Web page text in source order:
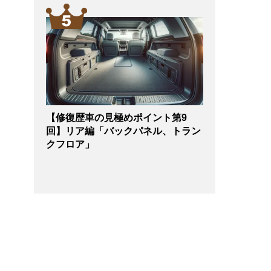
【修復歴車の見極めポイント第9
回】リア編「バックパネル、トラン
クフロア」